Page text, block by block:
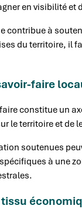
en visibilité
contribue à
du territoire, il
faire
constitue un
le territoire et de
soutenues
à une